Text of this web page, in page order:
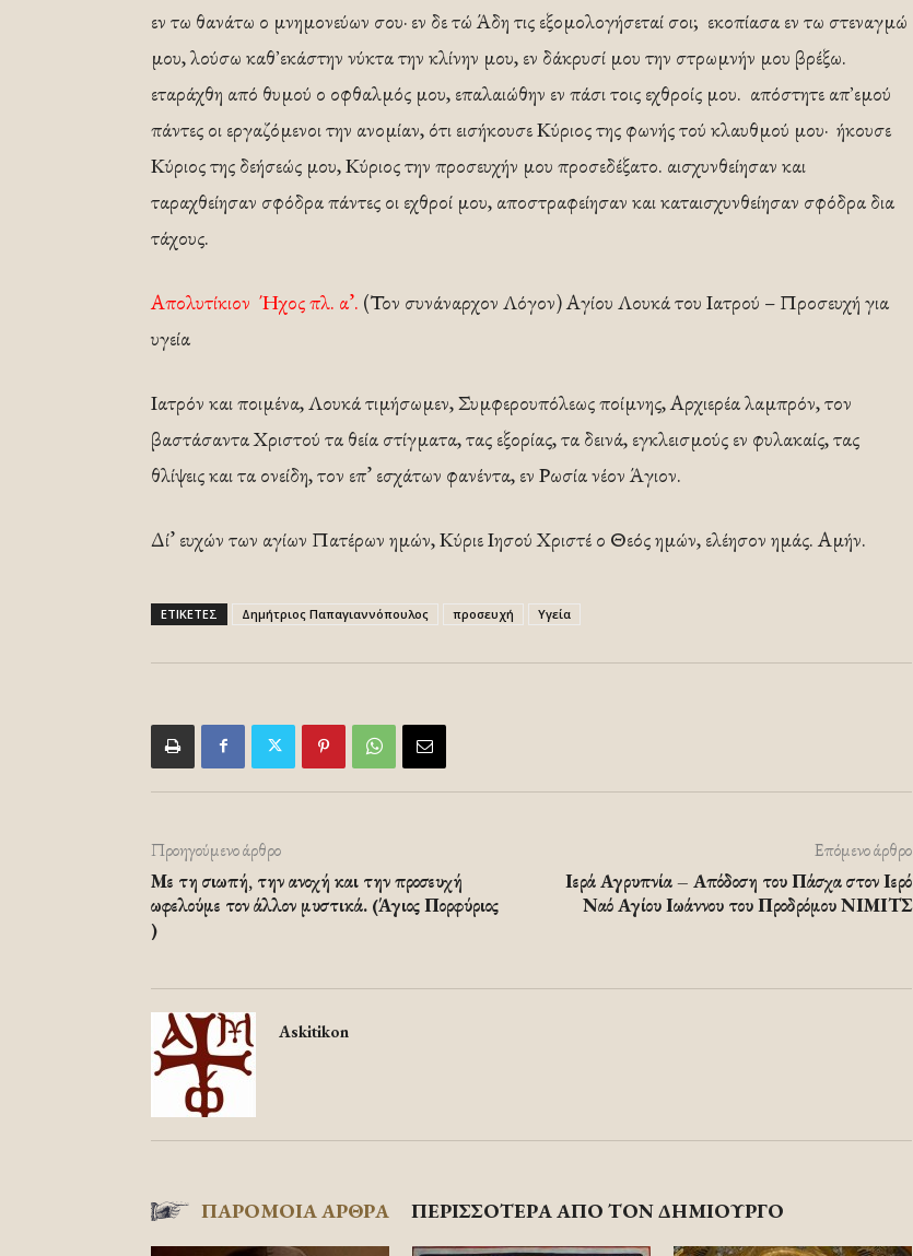
εν τω θανάτω ο μνημονεύων σου· εν δε τώ Άδη τις εξομολογήσεταί σοι; εκοπίασα εν τω στεναγμώ
μου, λούσω καθ᾿ εκάστην νύκτα την κλίνην μου, εν δάκρυσί μου την στρωμνήν μου βρέξω.
εταράχθη από θυμού ο οφθαλμός μου, επαλαιώθην εν πάσι τοις εχθροίς μου. απόστητε απ᾿ εμού
πάντες οι εργαζόμενοι την ανομίαν, ότι εισήκουσε Κύριος της φωνής τού κλαυθμού μου· ήκουσε
Κύριος της δεήσεώς μου, Κύριος την προσευχήν μου προσεδέξατο. αισχυνθείησαν και
ταραχθείησαν σφόδρα πάντες οι εχθροί μου, αποστραφείησαν και καταισχυνθείησαν σφόδρα δια
τάχους.
Απολυτίκιον Ήχος πλ. α’. (Τον συνάναρχον Λόγον) Αγίου Λουκά του Ιατρού – Προσευχή για
υγεία
Ιατρόν και ποιμένα, Λουκά τιμήσωμεν, Συμφερουπόλεως ποίμνης, Αρχιερέα λαμπρόν, τον
βαστάσαντα Χριστού τα θεία στίγματα, τας εξορίας, τα δεινά, εγκλεισμούς εν φυλακαίς, τας
θλίψεις και τα ονείδη, τον επ’ εσχάτων φανέντα, εν Ρωσία νέον Άγιον.
Δί’ ευχών των αγίων Πατέρων ημών, Κύριε Ιησού Χριστέ ο Θεός ημών, ελέησον ημάς. Αμήν.
ΕΤΙΚΕΤΕΣ Δημήτριος Παπαγιαννόπουλος προσευχή Υγεία
Προηγούμενο άρθρο
Με τη σιωπή, την ανοχή και την προσευχή
ωφελούμε τον άλλον μυστικά. (Άγιος Πορφύριος
)
Επόμενο άρθρο
Ιερά Αγρυπνία – Απόδοση του Πάσχα στον Ιερό
Ναό Αγίου Ιωάννου του Προδρόμου ΝΙΜΙΤΣ
Askitikon
ΠΑΡΟΜΟΙΑ ΑΡΘΡΑ ΠΕΡΙΣΣΟΤΕΡΑ ΑΠΟ ΤΟΝ ΔΗΜΙΟΥΡΓΟ